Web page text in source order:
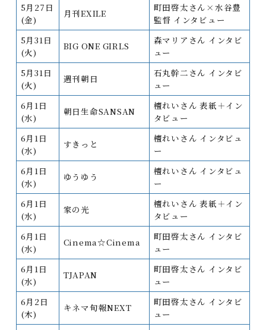
5月27日
(金)
月刊EXILE
町田啓太さん×水谷豊
監督 インタビュー
5月31日
(火)
BIG ONE GIRLS
森マリアさん インタビ
ュー
5月31日
(火)
週刊朝日
石丸幹二さん インタビ
ュー
6月1日
(水)
朝日生命SANSAN
檀れいさん 表紙＋イン
タビュー
6月1日
(水)
すきっと
檀れいさん インタビュ
ー
6月1日
(水)
ゆうゆう
檀れいさん インタビュ
ー
6月1日
(水)
家の光
檀れいさん 表紙＋イン
タビュー
6月1日
(水)
Cinema☆Cinema
町田啓太さん インタビ
ュー
6月1日
(水)
TJAPAN
町田啓太さん インタビ
ュー
6月2日
(木)
キネマ旬報NEXT
町田啓太さん インタビ
ュー